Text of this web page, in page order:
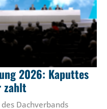
2026: Kaputtes
zahlt
Dachverbands